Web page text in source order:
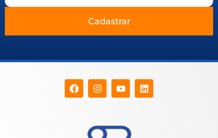
Cadastrar